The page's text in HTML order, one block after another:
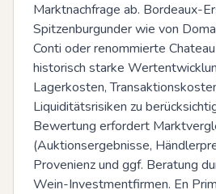
Marktnachfrage ab. Bordeaux-
Spitzenburgunder wie von
Conti oder renommierte
historisch starke
Lagerkosten,
Liquiditätsrisiken zu
Bewertung erfordert
(Auktionsergebnisse,
Provenienz und ggf. Beratung
Wein-Investmentfirmen. En